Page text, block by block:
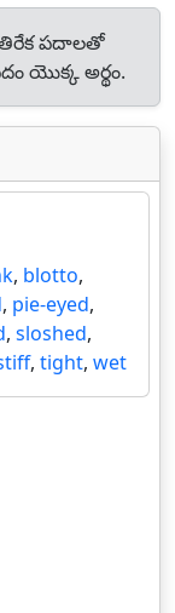
పదాలతో
యొక్క అర్థం.
, blotto,
, pie-eyed,
, sloshed,
, tight, wet